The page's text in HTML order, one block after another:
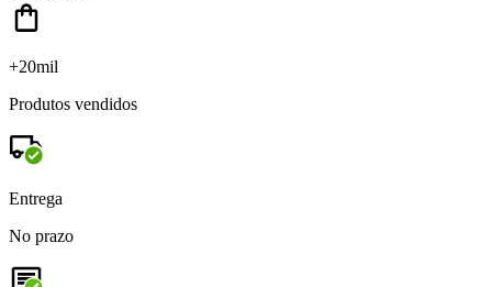
+20mil
Produtos vendidos
Entrega
No prazo